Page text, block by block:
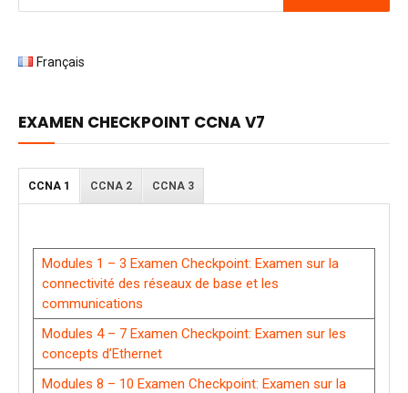
Français
EXAMEN CHECKPOINT CCNA V7
CCNA 1 CCNA 2 CCNA 3
Modules 1 – 3 Examen Checkpoint: Examen sur la
connectivité des réseaux de base et les
communications
Modules 4 – 7 Examen Checkpoint: Examen sur les
concepts d’Ethernet
Modules 8 – 10 Examen Checkpoint: Examen sur la